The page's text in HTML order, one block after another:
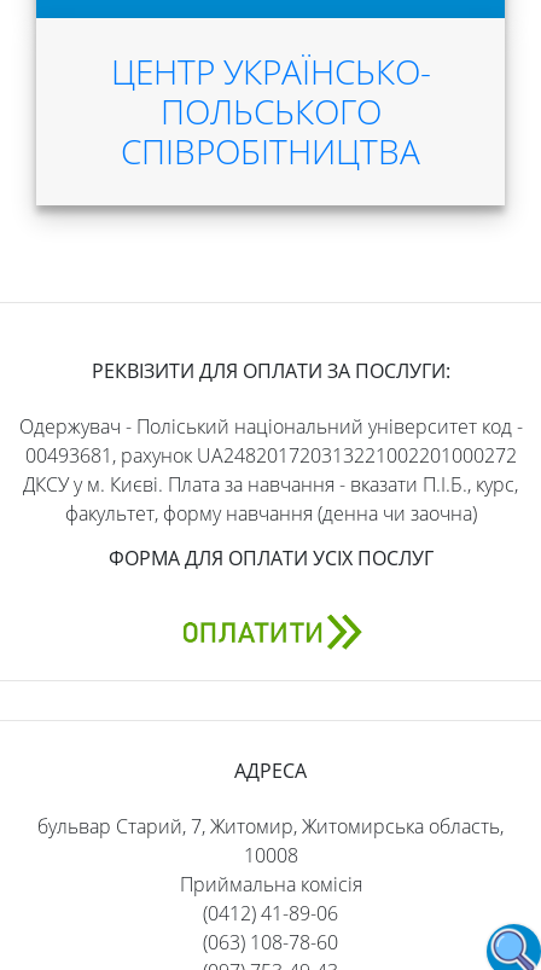
ЦЕНТР УКРАЇНСЬКО-
ПОЛЬСЬКОГО
СПІВРОБІТНИЦТВА
РЕКВІЗИТИ ДЛЯ ОПЛАТИ ЗА ПОСЛУГИ:
Одержувач - Поліський національний університет код -
00493681, рахунок UA248201720313221002201000272
ДКСУ у м. Києві. Плата за навчання - вказати П.І.Б., курс,
факультет, форму навчання (денна чи заочна)
ФОРМА ДЛЯ ОПЛАТИ УСІХ ПОСЛУГ
АДРЕСА
бульвар Старий, 7, Житомир, Житомирська область,
10008
Приймальна комісія
(0412) 41-89-06
(063) 108-78-60